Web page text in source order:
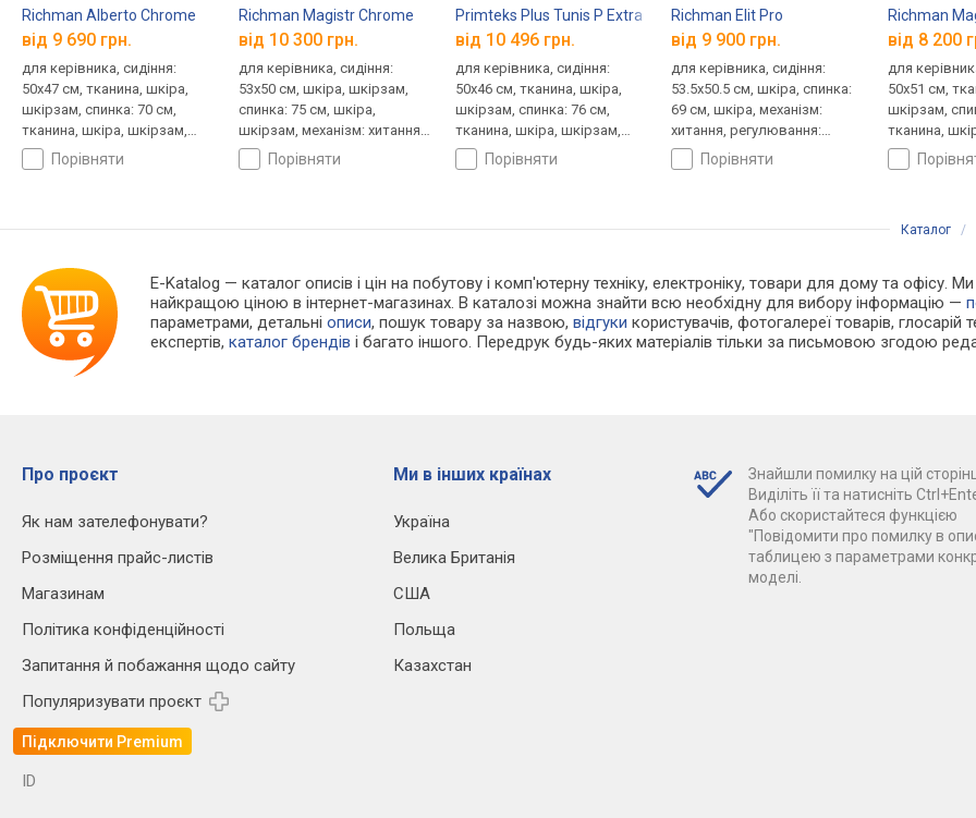
Richman Alberto Chrome
від 9 690 грн.
для керівника, сидіння:
50x47 см, тканина, шкіра,
шкірзам, спинка: 70 см,
тканина, шкіра, шкірзам,
механізм: хитання,
регулювання: висоти,
порівняти
Richman Magistr Chrome
від 10 300 грн.
для керівника, сидіння:
53x50 см, шкіра, шкірзам,
спинка: 75 см, шкіра,
шкірзам, механізм: хитання,
регулювання: висоти,
жорсткості
порівняти
Primteks Plus Tunis P Extra
від 10 496 грн.
для керівника, сидіння:
50x46 см, тканина, шкіра,
шкірзам, спинка: 76 см,
тканина, шкіра, шкірзам,
механізм: хитання,
регулювання: висоти,
порівняти
Richman Elit Pro
від 9 900 грн.
для керівника, сидіння:
53.5x50.5 см, шкіра, спинка:
69 см, шкіра, механізм:
хитання, регулювання:
висоти, жорсткості
порівняти
Richman
від 8 200
для
50x51 см,
шкірзам,
тканина,
механізм:
Каталог /
E-Katalog — каталог описів і цін на побутову і комп'ютерну техніку, електроніку, товари для дому та офісу.
найкращою ціною в інтернет-магазинах. В каталозі можна знайти всю необхідну для вибору інформацію —
параметрами, детальніописи, пошук товару за назвою,відгуки користувачів, фотогалереї товарів, глосарій
експертів,каталог брендів і багато іншого. Передрук будь-яких матеріалів тільки за письмовою згодою
Про проєкт
Як нам зателефонувати?
Розміщення прайс-листів
Магазинам
Політика конфіденційності
Запитання й побажання щодо сайту
Популяризувати проєкт
Підключити Premium
Ми в інших країнах
Україна
Велика Британія
США
Польща
Казахстан
Знайшли помилку на цій
Виділіть її та натисніть
Або скористайтеся функцією
"Повідомити про помилку в
таблицею з параметрами
моделі.
ID